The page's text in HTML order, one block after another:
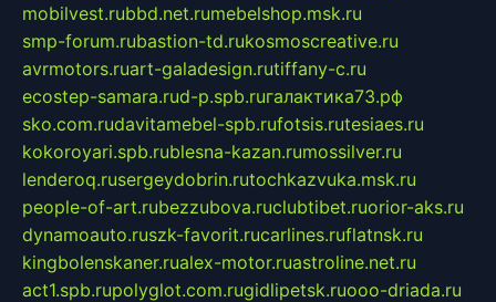
mobilvest.rubbd.net.rumebelshop.msk.ru
smp-forum.rubastion-td.rukosmoscreative.ru
avrmotors.ruart-galadesign.rutiffany-c.ru
ecostep-samara.rud-p.spb.ruгалактика73.рф
sko.com.rudavitamebel-spb.rufotsis.rutesiaes.ru
kokoroyari.spb.rublesna-kazan.rumossilver.ru
lenderoq.rusergeydobrin.rutochkazvuka.msk.ru
people-of-art.rubezzubova.ruclubtibet.ruorior-aks.ru
dynamoauto.ruszk-favorit.rucarlines.ruflatnsk.ru
kingbolenskaner.rualex-motor.ruastroline.net.ru
act1.spb.rupolyglot.com.rugidlipetsk.ruooo-driada.ru